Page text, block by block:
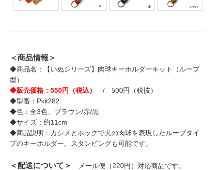
＜商品情報＞
◆商品名：【いぬシリーズ】肉球キーホルダーキット（ループ
型）
◆販売価格：550円（税込）
/ 500円（税抜）
◆型番：Pkit282
◆色：全3色、ブラウン/赤/黒
◆サイズ：約11cm
◆商品説明：カシメとホックで犬の肉球を表現したループタイ
プのキーホルダー。スタンピングも可能です。
＜配送について＞
メール便（220円）対応商品です。